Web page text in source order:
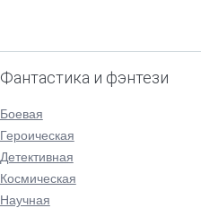
Фантастика и фэнтези
Боевая
Героическая
Детективная
Космическая
Научная